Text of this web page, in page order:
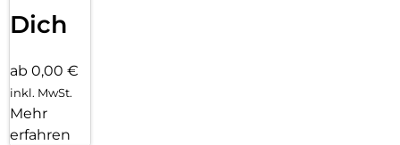
Dich
ab 0,00 €
inkl. MwSt.
Mehr
erfahren